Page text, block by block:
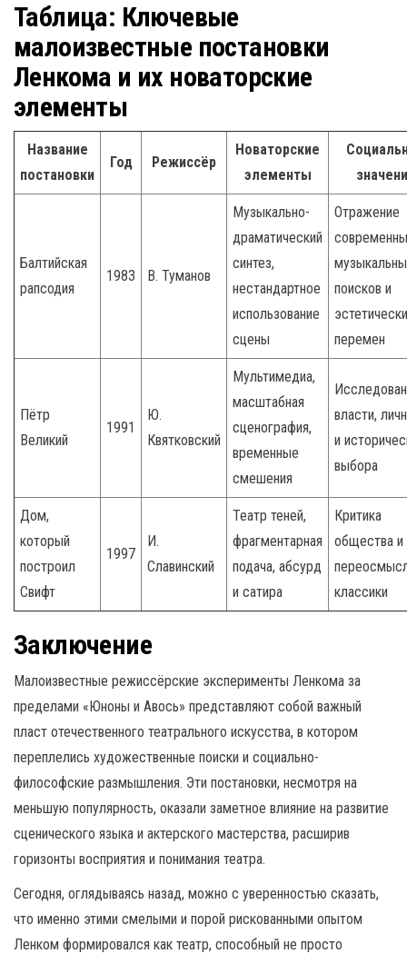
Таблица: Ключевые
малоизвестные постановки
Ленкома и их новаторские
элементы
Название
постановки
Год Режиссёр
Новаторские
элементы
Балтийская
рапсодия
1983 В. Туманов
Музыкально-
драматический
синтез,
нестандартное
использование
сцены
Отражение
поисков и
перемен
Пётр
Великий
1991
Ю.
Квятковский
Мультимедиа,
масштабная
сценография,
временные
смешения
власти,
и
выбора
Дом,
который
построил
Свифт
1997
И.
Славинский
Театр теней,
фрагментарная
подача, абсурд
и сатира
Критика
общества и
классики
Заключение
Малоизвестные режиссёрские эксперименты Ленкома за
пределами «Юноны и Авось» представляют собой важный
пласт отечественного театрального искусства, в котором
переплелись художественные поиски и социально-
философские размышления. Эти постановки, несмотря на
меньшую популярность, оказали заметное влияние на развитие
сценического языка и актерского мастерства, расширив
горизонты восприятия и понимания театра.
Сегодня, оглядываясь назад, можно с уверенностью сказать,
что именно этими смелыми и порой рискованными опытом
Ленком формировался как театр, способный не просто